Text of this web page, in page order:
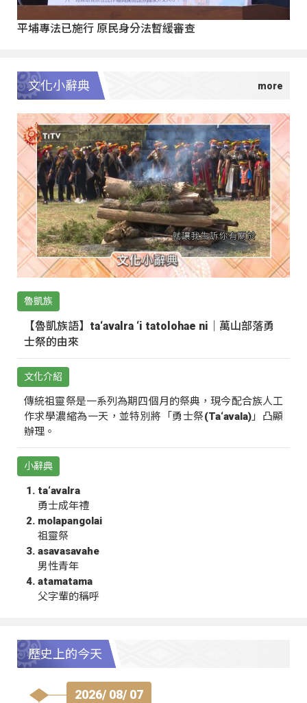
平埔專法已施行 原民身分法暫緩審查
文化小辭典
魯凱族
【魯凱族語】ta‘avalra ‘i tatolohae ni｜萬山部落勇
士祭的由來
文化介紹
傳統祖靈祭是一系列為期四個月的祭典，現今配合族人工
作求學濃縮為一天，並特別將「勇士祭(Ta‘avala)」凸顯
辦理。
小辭典
ta‘avalra
勇士成年禮
molapangolai
祖靈祭
asavasavahe
男性青年
atamatama
父字輩的稱呼
歷史上的今天
2026/ 08/ 07